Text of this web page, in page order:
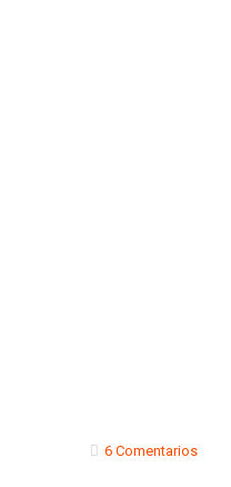
6 Comentarios